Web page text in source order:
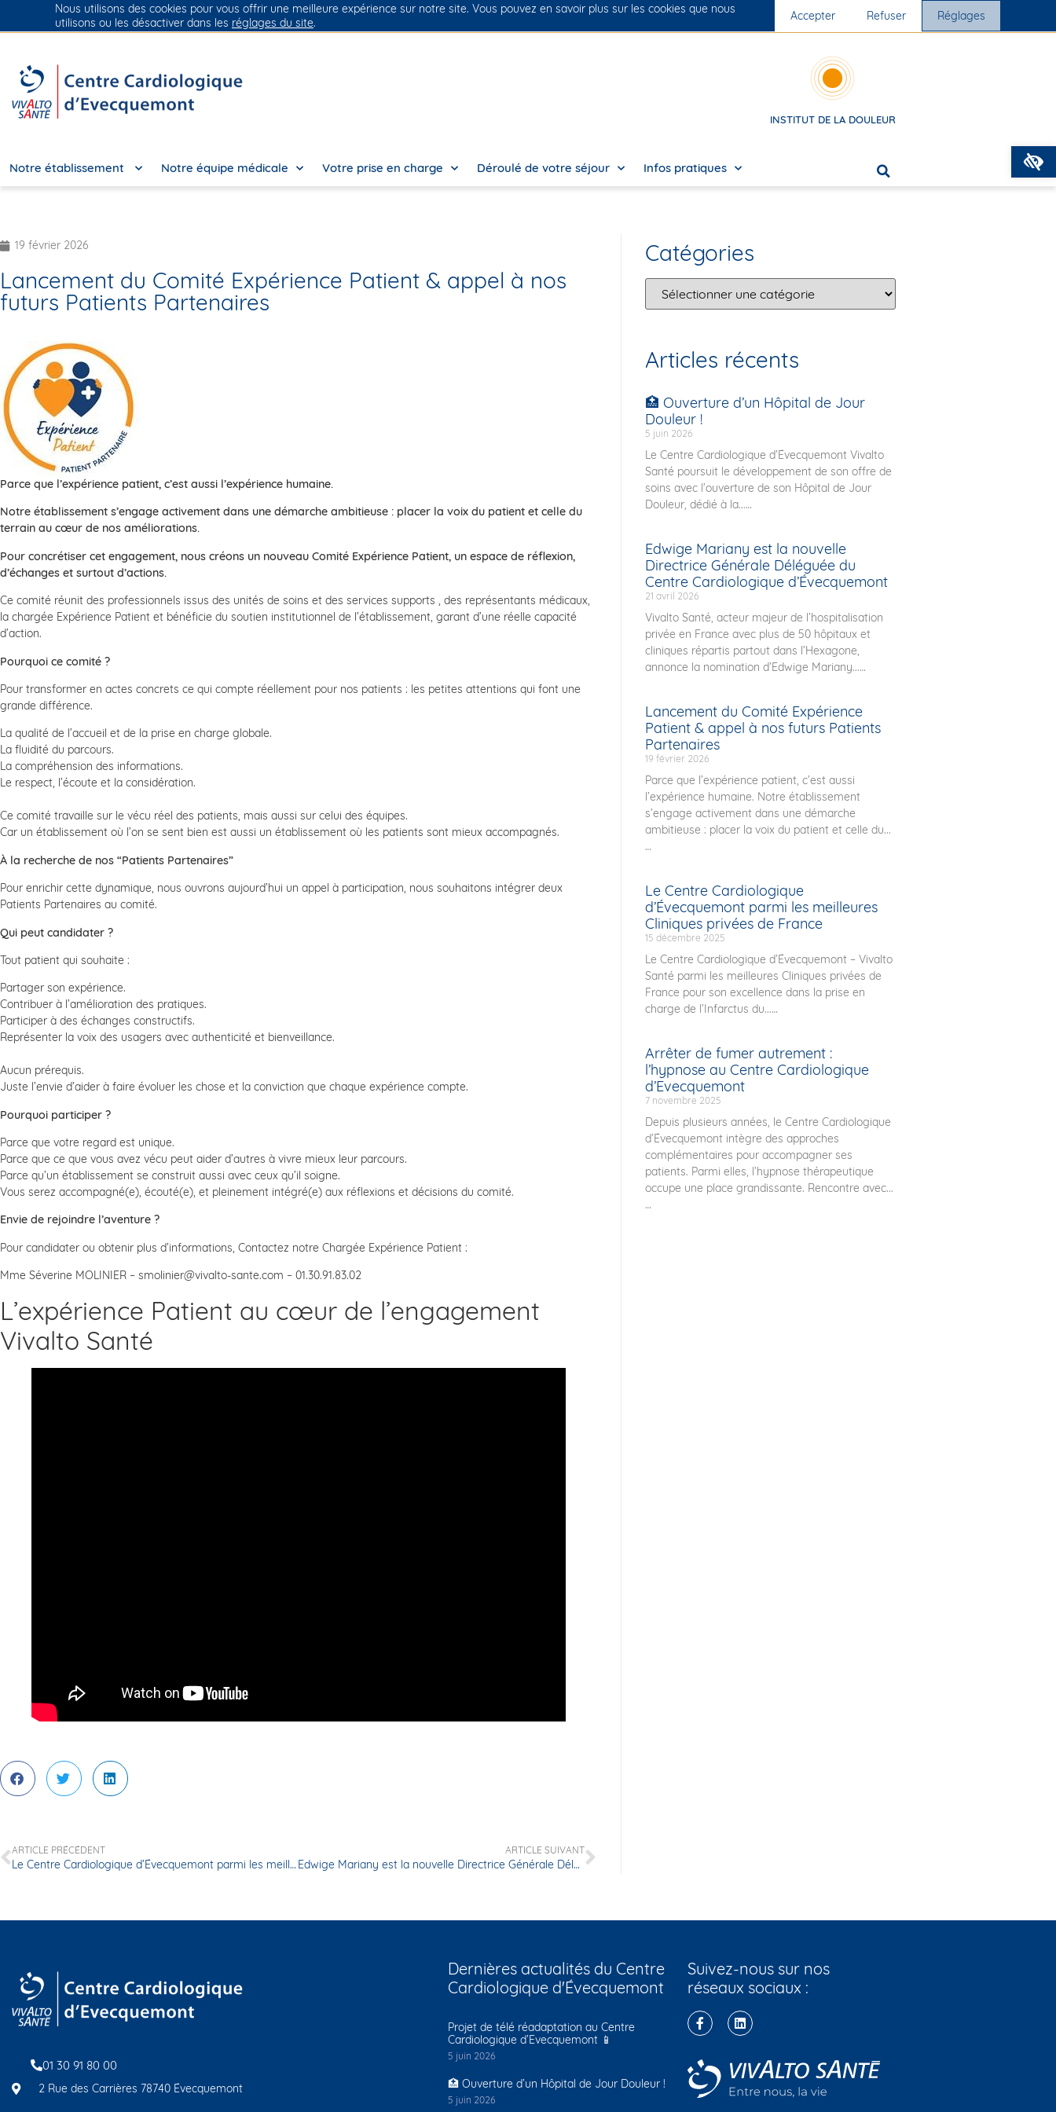
Groupe Vivalto Santé Entre nous, la vie Nos cliniques Nous rejoindre
INSTITUT DE LA DOULEUR
Notre établissement Notre équipe médicale Votre prise en charge Déroulé de votre séjour Infos pratiques
19 février 2026
Lancement du Comité Expérience Patient & appel à nos
futurs Patients Partenaires
Parce que l’expérience patient, c’est aussi l’expérience humaine.
Notre établissement s’engage activement dans une démarche ambitieuse : placer la voix du patient et celle du
terrain au cœur de nos améliorations.
Pour concrétiser cet engagement, nous créons un nouveau Comité Expérience Patient, un espace de réflexion,
d’échanges et surtout d’actions.
Ce comité réunit des professionnels issus des unités de soins et des services supports , des représentants médicaux,
la chargée Expérience Patient et bénéficie du soutien institutionnel de l’établissement, garant d’une réelle capacité
d’action.
Pourquoi ce comité ?
Pour transformer en actes concrets ce qui compte réellement pour nos patients : les petites attentions qui font une
grande différence.
La qualité de l’accueil et de la prise en charge globale.
La fluidité du parcours.
La compréhension des informations.
Le respect, l’écoute et la considération.
Ce comité travaille sur le vécu réel des patients, mais aussi sur celui des équipes.
Car un établissement où l’on se sent bien est aussi un établissement où les patients sont mieux accompagnés.
À la recherche de nos “Patients Partenaires”
Pour enrichir cette dynamique, nous ouvrons aujourd’hui un appel à participation, nous souhaitons intégrer deux
Patients Partenaires au comité.
Qui peut candidater ?
Tout patient qui souhaite :
Partager son expérience.
Contribuer à l’amélioration des pratiques.
Participer à des échanges constructifs.
Représenter la voix des usagers avec authenticité et bienveillance.
Aucun prérequis.
Juste l’envie d’aider à faire évoluer les chose et la conviction que chaque expérience compte.
Pourquoi participer ?
Parce que votre regard est unique.
Parce que ce que vous avez vécu peut aider d’autres à vivre mieux leur parcours.
Parce qu’un établissement se construit aussi avec ceux qu’il soigne.
Vous serez accompagné(e), écouté(e), et pleinement intégré(e) aux réflexions et décisions du comité.
Envie de rejoindre l’aventure ?
Pour candidater ou obtenir plus d’informations, Contactez notre Chargée Expérience Patient :
Mme Séverine MOLINIER – smolinier@vivalto-sante.com – 01.30.91.83.02
L’expérience Patient au cœur de l’engagement
Vivalto Santé
ARTICLE PRÉCÉDENT
Le Centre Cardiologique d’Évecquemont parmi les meilleures Cliniques privées de France
ARTICLE SUIVANT
Edwige Mariany est la nouvelle Directrice Générale Déléguée du Centre Cardiologique d’Évecquemont
Catégories
Articles récents
🏥 Ouverture d’un Hôpital de Jour
Douleur !
5 juin 2026
Le Centre Cardiologique d’Évecquemont Vivalto
Santé poursuit le développement de son offre de
soins avec l’ouverture de son Hôpital de Jour
Douleur, dédié à la...
Edwige Mariany est la nouvelle
Directrice Générale Déléguée du
Centre Cardiologique d’Évecquemont
21 avril 2026
Vivalto Santé, acteur majeur de l’hospitalisation
privée en France avec plus de 50 hôpitaux et
cliniques répartis partout dans l’Hexagone,
annonce la nomination d’Edwige Mariany...
Lancement du Comité Expérience
Patient & appel à nos futurs Patients
Partenaires
19 février 2026
Parce que l’expérience patient, c’est aussi
l’expérience humaine. Notre établissement
s’engage activement dans une démarche
ambitieuse : placer la voix du patient et celle du...
Le Centre Cardiologique
d’Évecquemont parmi les meilleures
Cliniques privées de France
15 décembre 2025
Le Centre Cardiologique d’Évecquemont – Vivalto
Santé parmi les meilleures Cliniques privées de
France pour son excellence dans la prise en
charge de l’Infarctus du...
Arrêter de fumer autrement :
l’hypnose au Centre Cardiologique
d’Evecquemont
7 novembre 2025
Depuis plusieurs années, le Centre Cardiologique
d’Évecquemont intègre des approches
complémentaires pour accompagner ses
patients. Parmi elles, l’hypnose thérapeutique
occupe une place grandissante. Rencontre avec...
01 30 91 80 00
2 Rue des Carrières 78740 Évecquemont
Dernières actualités du Centre
Cardiologique d'Évecquemont
Projet de télé réadaptation au Centre
Cardiologique d’Evecquemont 📱
5 juin 2026
🏥 Ouverture d’un Hôpital de Jour Douleur !
5 juin 2026
Suivez-nous sur nos
réseaux sociaux :
Nous utilisons des cookies pour vous offrir une meilleure expérience sur notre site. Vous pouvez en savoir plus sur les cookies que nous
utilisons ou les désactiver dans les réglages du site. Accepter Refuser Réglages